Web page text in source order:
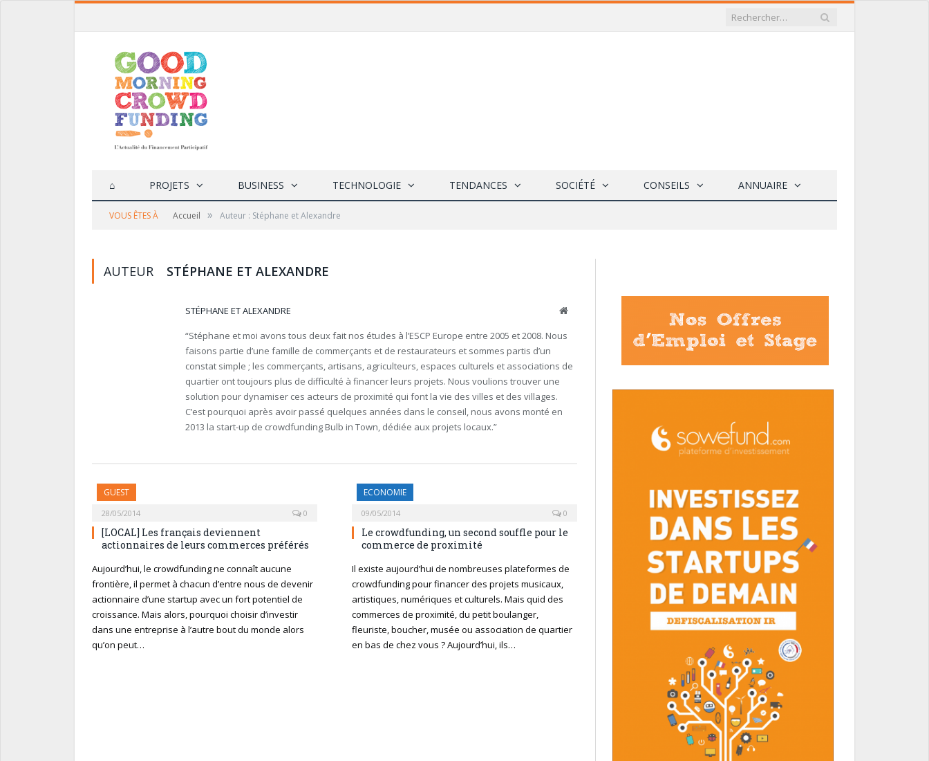
⌂ PROJETS BUSINESS TECHNOLOGIE TENDANCES SOCIÉTÉ CONSEILS ANNUAIRE
VOUS ÊTES À Accueil » Auteur : Stéphane et Alexandre
AUTEUR STÉPHANE ET ALEXANDRE
STÉPHANE ET ALEXANDRE
Site
“Stéphane et moi avons tous deux fait nos études à l’ESCP Europe entre 2005 et 2008. Nous
faisons partie d’une famille de commerçants et de restaurateurs et sommes partis d’un
constat simple ; les commerçants, artisans, agriculteurs, espaces culturels et associations de
quartier ont toujours plus de difficulté à financer leurs projets. Nous voulions trouver une
solution pour dynamiser ces acteurs de proximité qui font la vie des villes et des villages.
C’est pourquoi après avoir passé quelques années dans le conseil, nous avons monté en
2013 la start-up de crowdfunding Bulb in Town, dédiée aux projets locaux.”
GUEST
28/05/2014 0
[LOCAL] Les français deviennent
actionnaires de leurs commerces préférés
Aujourd’hui, le crowdfunding ne connaît aucune
frontière, il permet à chacun d’entre nous de devenir
actionnaire d’une startup avec un fort potentiel de
croissance. Mais alors, pourquoi choisir d’investir
dans une entreprise à l’autre bout du monde alors
qu’on peut…
ECONOMIE
09/05/2014 0
Le crowdfunding, un second souffle pour le
commerce de proximité
Il existe aujourd’hui de nombreuses plateformes de
crowdfunding pour financer des projets musicaux,
artistiques, numériques et culturels. Mais quid des
commerces de proximité, du petit boulanger,
fleuriste, boucher, musée ou association de quartier
en bas de chez vous ? Aujourd’hui, ils…